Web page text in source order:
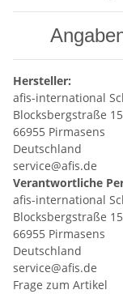
Hersteller:
afis-international
Blocksbergstraße
66955 Pirmasens
Deutschland
service@afis.de
Verantwortliche
afis-international
Blocksbergstraße
66955 Pirmasens
Deutschland
service@afis.de
Frage zum Artikel